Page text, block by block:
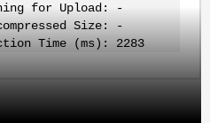
for Upload: -
Size: -
Time (ms): 2283